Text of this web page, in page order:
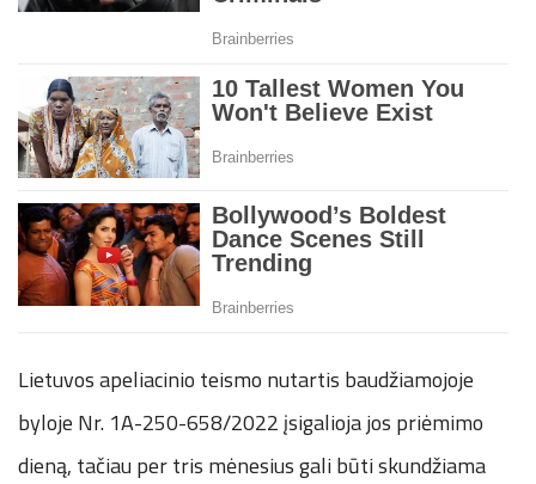
Lietuvos apeliacinio teismo nutartis baudžiamojoje
byloje Nr. 1A-250-658/2022 įsigalioja jos priėmimo
dieną, tačiau per tris mėnesius gali būti skundžiama